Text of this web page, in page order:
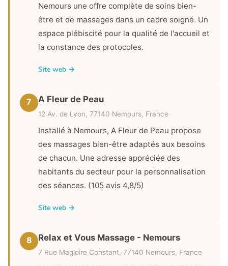
Nemours une offre complète de soins bien-
être et de massages dans un cadre soigné. Un
espace plébiscité pour la qualité de l'accueil et
la constance des protocoles.
Site web →
7 A Fleur de Peau
12 Av. de Lyon, 77140 Nemours, France
Installé à Nemours, A Fleur de Peau propose
des massages bien-être adaptés aux besoins
de chacun. Une adresse appréciée des
habitants du secteur pour la personnalisation
des séances. (105 avis 4,8/5)
Site web →
8 Relax et Vous Massage - Nemours
7 Rue Magloire Constant, 77140 Nemours, France